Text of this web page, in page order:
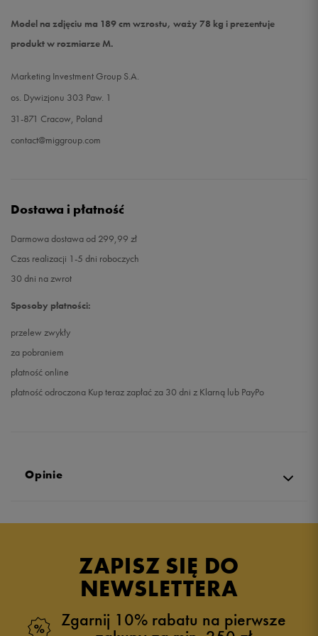
Model na zdjęciu ma 189 cm wzrostu, waży 78 kg i prezentuje
produkt w rozmiarze M.
Marketing Investment Group S.A.
os. Dywizjonu 303 Paw. 1
31-871 Cracow, Poland
contact@miggroup.com
Dostawa i płatność
Darmowa dostawa od 299,99 zł
Czas realizacji 1-5 dni roboczych
30 dni na zwrot
Sposoby płatności:
przelew zwykły
za pobraniem
płatność online
płatność odroczona Kup teraz zapłać za 30 dni z Klarną lub PayPo
Opinie
5.0
zebranych i zweryfikowanych przez
ZAPISZ SIĘ DO
NEWSLETTERA
Zgarnij 10% rabatu na pierwsze